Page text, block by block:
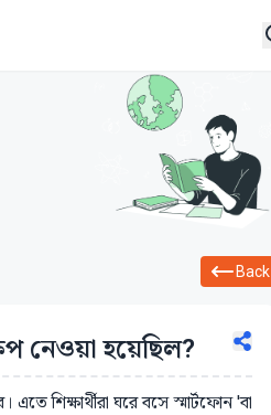
Back
নেওয়া হয়েছিল?
শিক্ষার্থীরা ঘরে বসে স্মার্টফোন 'বা